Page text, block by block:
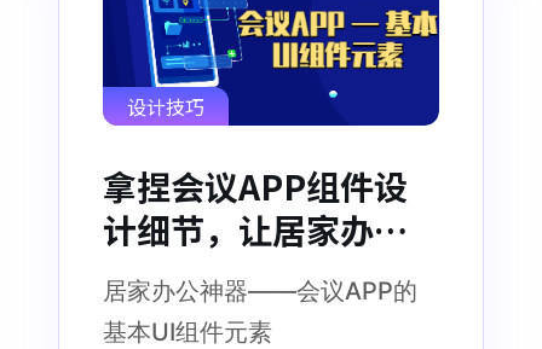
设计技巧
拿捏会议APP组件设
计细节，让居家办公
如丝般顺滑
居家办公神器——会议APP的
基本UI组件元素